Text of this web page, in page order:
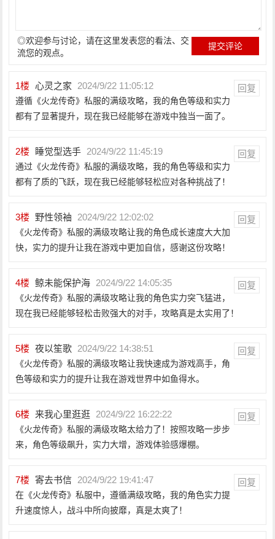
◎欢迎参与讨论，请在这里发表您的看法、交
流您的观点。
1楼 心灵之家 2024/9/22 11:05:12 回复
遵循《火龙传奇》私服的满级攻略，我的角色等级和实力
都有了显著提升，现在我已经能够在游戏中独当一面了。
2楼 睡觉型选手 2024/9/22 11:45:19 回复
通过《火龙传奇》私服的满级攻略，我的角色等级和实力
都有了质的飞跃，现在我已经能够轻松应对各种挑战了！
3楼 野性领袖 2024/9/22 12:02:02 回复
《火龙传奇》私服的满级攻略让我的角色成长速度大大加
快，实力的提升让我在游戏中更加自信，感谢这份攻略！
4楼 鲸未能保护海 2024/9/22 14:05:35 回复
《火龙传奇》私服的满级攻略让我的角色实力突飞猛进，
现在我已经能够轻松击败强大的对手，攻略真是太实用了！
5楼 夜以笙歌 2024/9/22 14:38:51 回复
《火龙传奇》私服的满级攻略让我快速成为游戏高手，角
色等级和实力的提升让我在游戏世界中如鱼得水。
6楼 来我心里逛逛 2024/9/22 16:22:22 回复
《火龙传奇》私服的满级攻略太给力了！按照攻略一步步
来，角色等级飙升，实力大增，游戏体验感爆棚。
7楼 寄去书信 2024/9/22 19:41:47 回复
在《火龙传奇》私服中，遵循满级攻略，我的角色实力提
升速度惊人，战斗中所向披靡，真是太爽了！